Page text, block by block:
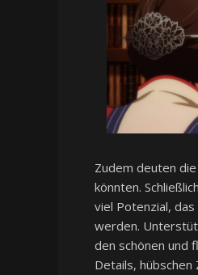
Zudem deuten
könnten.
viel Potenzial,
werden.
den schönen und
Details,